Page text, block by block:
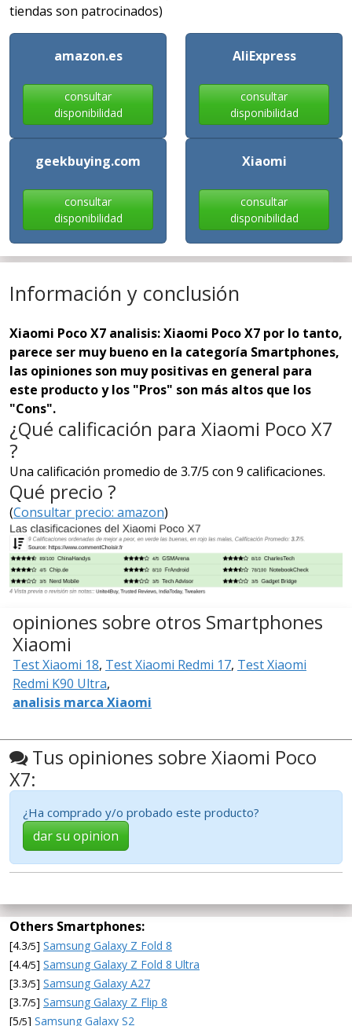
tiendas son patrocinados)
amazon.es
consultar
disponibilidad
AliExpress
consultar
disponibilidad
geekbuying.com
consultar
disponibilidad
Xiaomi
consultar
disponibilidad
Información y conclusión
Xiaomi Poco X7 analisis: Xiaomi Poco X7 por lo tanto,
parece ser muy bueno en la categoría Smartphones,
las opiniones son muy positivas en general para
este producto y los "Pros" son más altos que los
"Cons".
¿Qué calificación para Xiaomi Poco X7
?
Una calificación promedio de 3.7/5 con 9 calificaciones.
Qué precio ?
(Consultar precio: amazon)
opiniones sobre otros Smartphones
Xiaomi
Test Xiaomi 18, Test Xiaomi Redmi 17, Test Xiaomi
Redmi K90 Ultra,
analisis marca Xiaomi
Tus opiniones sobre Xiaomi Poco
X7:
¿Ha comprado y/o probado este producto?
dar su opinion
Others Smartphones:
[4.3/5] Samsung Galaxy Z Fold 8
[4.4/5] Samsung Galaxy Z Fold 8 Ultra
[3.3/5] Samsung Galaxy A27
[3.7/5] Samsung Galaxy Z Flip 8
[5/5] Samsung Galaxy S2